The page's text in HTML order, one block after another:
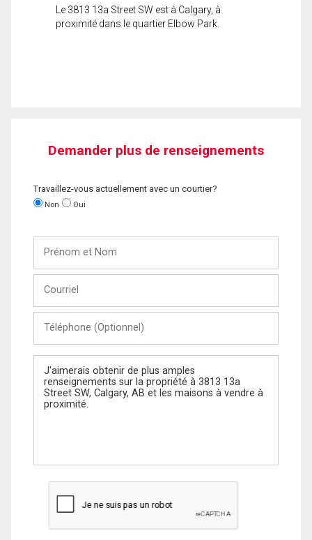
Le 3813 13a Street SW est à Calgary, à
proximité dans le quartier Elbow Park.
Demander plus de renseignements
Travaillez-vous actuellement avec un courtier?
Non Oui
Nom
(Optionnel)
Message